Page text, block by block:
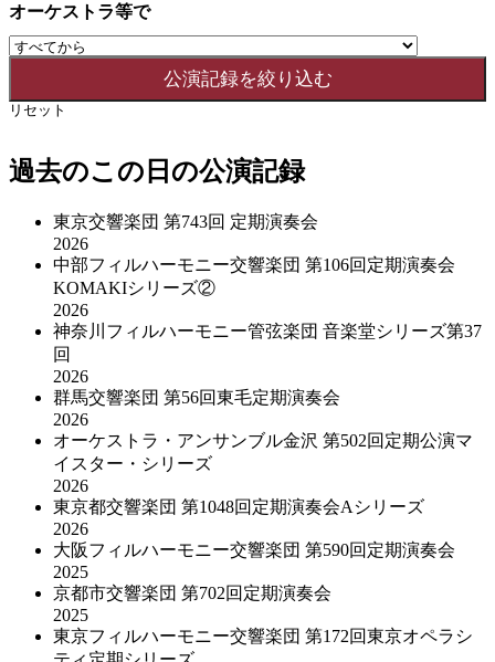
オーケストラ等で
リセット
過去のこの日の公演記録
東京交響楽団 第743回 定期演奏会
2026
中部フィルハーモニー交響楽団 第106回定期演奏会
KOMAKIシリーズ②
2026
神奈川フィルハーモニー管弦楽団 音楽堂シリーズ第37
回
2026
群馬交響楽団 第56回東毛定期演奏会
2026
オーケストラ・アンサンブル金沢 第502回定期公演マ
イスター・シリーズ
2026
東京都交響楽団 第1048回定期演奏会Aシリーズ
2026
大阪フィルハーモニー交響楽団 第590回定期演奏会
2025
京都市交響楽団 第702回定期演奏会
2025
東京フィルハーモニー交響楽団 第172回東京オペラシ